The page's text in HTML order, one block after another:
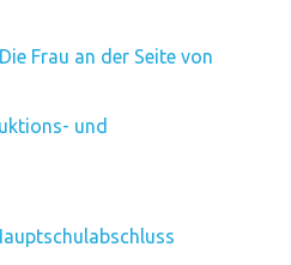
Frau an der Seite von
und